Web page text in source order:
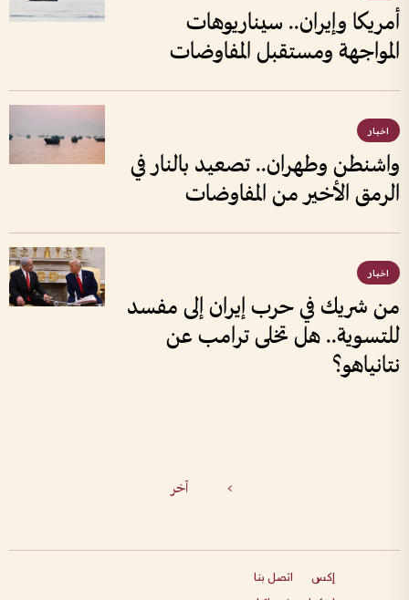
أمريكا وإيران.. سيناريوهات
المواجهة ومستقبل المفاوضات
اخبار
واشنطن وطهران.. تصعيد بالنار في
الرمق الأخير من المفاوضات
اخبار
من شريك في حرب إيران إلى مفسد
للتسوية.. هل تخلى ترامب عن
نتانياهو؟
> آخر
إكس
اتصل بنا